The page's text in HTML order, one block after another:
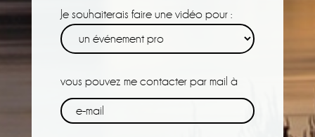
Je souhaiterais faire une vidéo pour :
vous pouvez me contacter par mail à